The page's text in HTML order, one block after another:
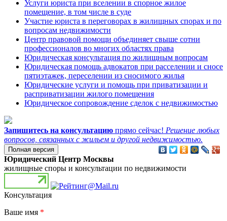
Услуги юриста при вселении в спорное жилое
помещение, в том числе в суде
Участие юриста в переговорах в жилищных спорах и по
вопросам недвижимости
Центр правовой помощи объединяет свыше сотни
профессионалов во многих областях права
Юридическая консультация по жилищным вопросам
Юридическая помощь адвокатов при расселении и сносе
пятиэтажек, переселении из сносимого жилья
Юридические услуги и помощь при приватизации и
расприватизации жилого помещения
Юридическое сопровождение сделок с недвижимостью
Запишитесь на консультацию прямо сейчас! Решение любых
вопросов, связанных с жильем и другой недвижимостью.
Юридический Центр Москвы
жилищные споры и консультации по недвижимости
Консультация
Ваше имя *